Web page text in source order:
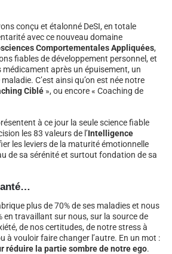
conçu et étalonné DeSI, en totale
avec ce nouveau domaine
Comportementales Appliquées,
fiables de développement personnel, et
après un épuisement, un
C’est ainsi qu’on est née notre
Ciblé », ou encore « Coaching de
à ce jour la seule science fiable
les 83 valeurs de l’Intelligence
les leviers de la maturité émotionnelle
de sa sérénité et surtout fondation de sa
plus de 70% de ses maladies et nous
en travaillant sur nous, sur la source de
de nos certitudes, de notre stress à
à vouloir faire changer l’autre. En un mot :
réduire la partie sombre de notre ego.